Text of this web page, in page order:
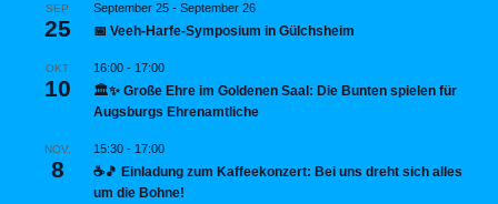
SEP.
25
September 25 - September 26
📅 Veeh-Harfe-Symposium in Gülchsheim
OKT.
10
16:00 - 17:00
🏛️✨ Große Ehre im Goldenen Saal: Die Bunten spielen für
Augsburgs Ehrenamtliche
NOV.
8
15:30 - 17:00
☕🎵 Einladung zum Kaffeekonzert: Bei uns dreht sich alles
um die Bohne!